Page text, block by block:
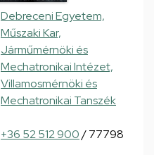
Debreceni Egyetem,
Műszaki Kar,
Járműmérnöki és
Mechatronikai Intézet,
Villamosmérnöki és
Mechatronikai Tanszék
+36 52 512 900/ 77798